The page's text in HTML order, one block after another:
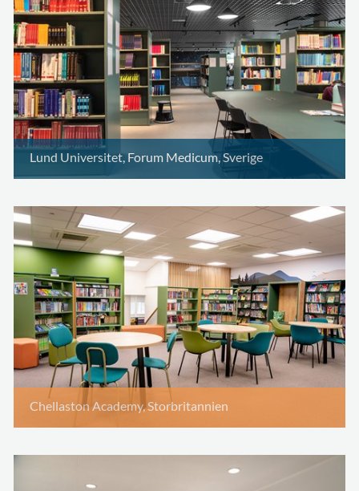
Lund Universitet, Forum Medicum, Sverige
Chellaston Academy, Storbritannien